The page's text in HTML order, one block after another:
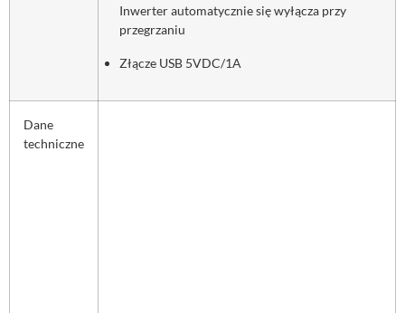
Inwerter automatycznie się wyłącza przy
przegrzaniu
Złącze USB 5VDC/1A
Dane
techniczne